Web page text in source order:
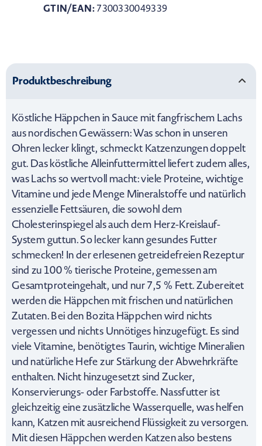
GTIN/EAN:7300330049339
Produktbeschreibung
Köstliche Häppchen in Sauce mit fangfrischem Lachs
aus nordischen Gewässern: Was schon in unseren
Ohren lecker klingt, schmeckt Katzenzungen doppelt
gut. Das köstliche Alleinfuttermittel liefert zudem alles,
was Lachs so wertvoll macht: viele Proteine, wichtige
Vitamine und jede Menge Mineralstoffe und natürlich
essenzielle Fettsäuren, die sowohl dem
Cholesterinspiegel als auch dem Herz-Kreislauf-
System guttun. So lecker kann gesundes Futter
schmecken! In der erlesenen getreidefreien Rezeptur
sind zu 100 % tierische Proteine, gemessen am
Gesamtproteingehalt, und nur 7,5 % Fett. Zubereitet
werden die Häppchen mit frischen und natürlichen
Zutaten. Bei den Bozita Häppchen wird nichts
vergessen und nichts Unnötiges hinzugefügt. Es sind
viele Vitamine, benötigtes Taurin, wichtige Mineralien
und natürliche Hefe zur Stärkung der Abwehrkräfte
enthalten. Nicht hinzugesetzt sind Zucker,
Konservierungs- oder Farbstoffe. Nassfutter ist
gleichzeitig eine zusätzliche Wasserquelle, was helfen
kann, Katzen mit ausreichend Flüssigkeit zu versorgen.
Mit diesen Häppchen werden Katzen also bestens